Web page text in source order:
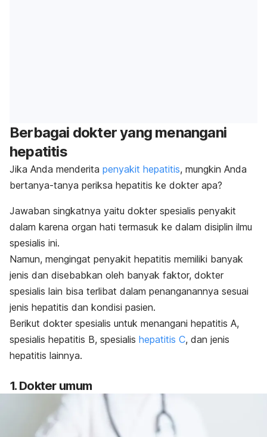
Berbagai dokter yang menangani
hepatitis
Jika Anda menderita penyakit hepatitis, mungkin Anda
bertanya-tanya periksa hepatitis ke dokter apa?
Jawaban singkatnya yaitu dokter spesialis penyakit
dalam karena organ hati termasuk ke dalam disiplin ilmu
spesialis ini.
Namun, mengingat penyakit hepatitis memiliki banyak
jenis dan disebabkan oleh banyak faktor, dokter
spesialis lain bisa terlibat dalam penanganannya sesuai
jenis hepatitis dan kondisi pasien.
Berikut dokter spesialis untuk menangani hepatitis A,
spesialis hepatitis B, spesialis hepatitis C, dan jenis
hepatitis lainnya.
1. Dokter umum